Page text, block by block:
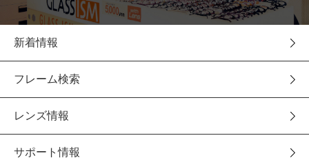
新着情報
フレーム検索
レンズ情報
サポート情報